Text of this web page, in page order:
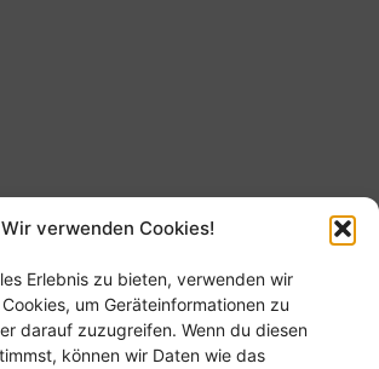
Wir verwenden Cookies!
Erlebnis zu bieten, verwenden wir
um Geräteinformationen zu
darauf zuzugreifen. Wenn du diesen
können wir Daten wie das